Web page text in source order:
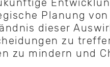
Planung
dieser
zu
zu mindern und